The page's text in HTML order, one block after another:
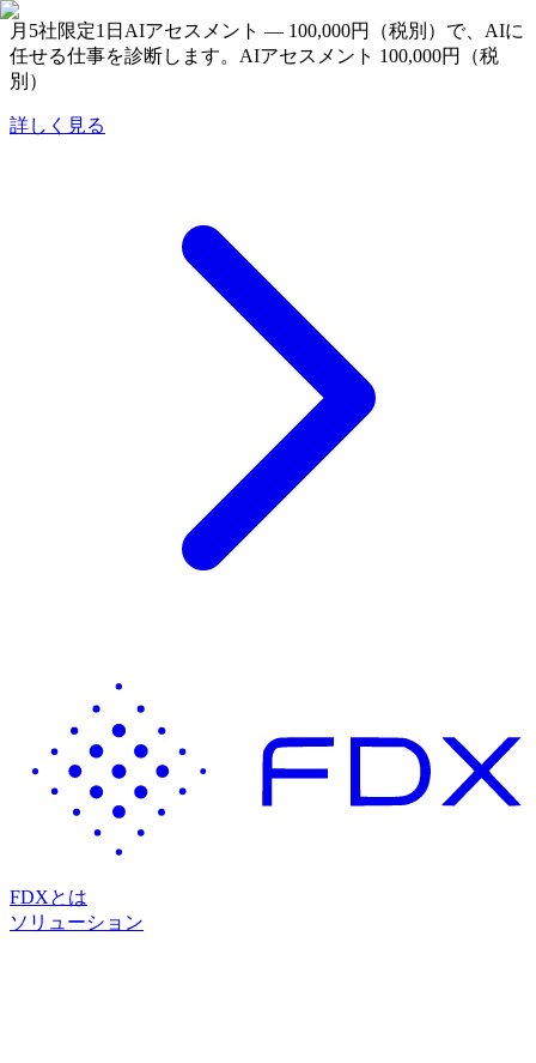
月5社限定1日AIアセスメント — 100,000円（税別）で、AIに
任せる仕事を診断します。 AIアセスメント 100,000円（税
別）
詳しく見る
FDXとは
ソリューション